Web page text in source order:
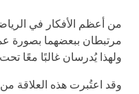
من أعظم الأفكار في
مرتبطان ببعضهما بصورة
ولهذا يُدرسان غالبًا معًا
وقد اعتُبرت هذه العلاقة